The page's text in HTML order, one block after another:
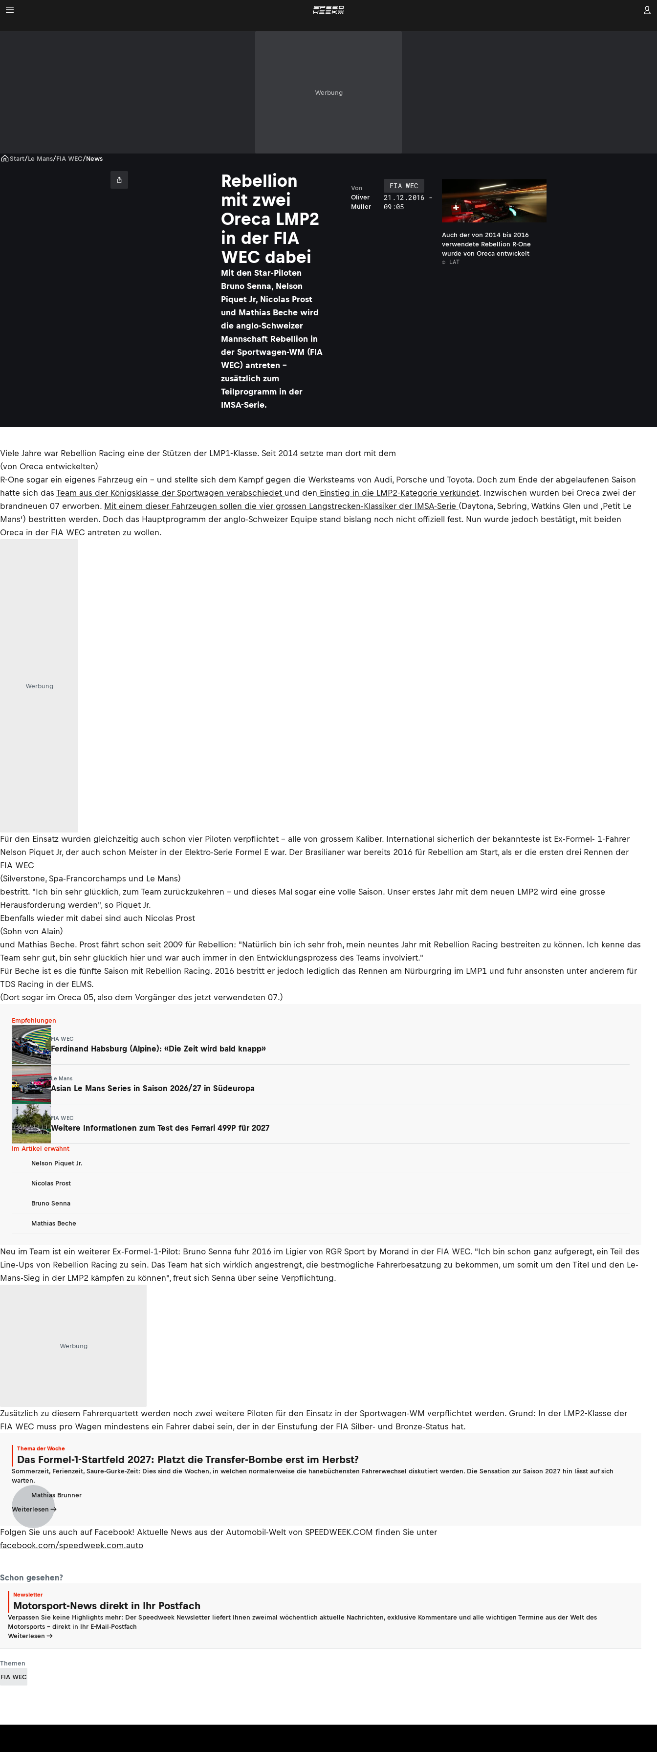
Werbung
Start/Le Mans/FIA WEC/News
Rebellion
mit zwei
Oreca LMP2
in der FIA
WEC dabei
Mit den Star-Piloten
Bruno Senna, Nelson
Piquet Jr, Nicolas Prost
und Mathias Beche wird
die anglo-Schweizer
Mannschaft Rebellion in
der Sportwagen-WM (FIA
WEC) antreten –
zusätzlich zum
Teilprogramm in der
IMSA-Serie.
Oliver
Müller
Von
FIA WEC
21.12.2016 -
09:05
Auch der von 2014 bis 2016
verwendete Rebellion R-One
wurde von Oreca entwickelt
© LAT
Viele Jahre war Rebellion Racing eine der Stützen der LMP1-Klasse. Seit 2014 setzte man dort mit dem
(von Oreca entwickelten)
R-One sogar ein eigenes Fahrzeug ein – und stellte sich dem Kampf gegen die Werksteams von Audi, Porsche und Toyota. Doch zum Ende der abgelaufenen Saison
hatte sich das Team aus der Königsklasse der Sportwagen verabschiedet und den Einstieg in die LMP2-Kategorie verkündet. Inzwischen wurden bei Oreca zwei der
brandneuen 07 erworben. Mit einem dieser Fahrzeugen sollen die vier grossen Langstrecken-Klassiker der IMSA-Serie (Daytona, Sebring, Watkins Glen und ‚Petit Le
Mans‘) bestritten werden. Doch das Hauptprogramm der anglo-Schweizer Equipe stand bislang noch nicht offiziell fest. Nun wurde jedoch bestätigt, mit beiden
Oreca in der FIA WEC antreten zu wollen.
Werbung
Für den Einsatz wurden gleichzeitig auch schon vier Piloten verpflichtet – alle von grossem Kaliber. International sicherlich der bekannteste ist Ex-Formel- 1-Fahrer
Nelson Piquet Jr, der auch schon Meister in der Elektro-Serie Formel E war. Der Brasilianer war bereits 2016 für Rebellion am Start, als er die ersten drei Rennen der
FIA WEC
(Silverstone, Spa-Francorchamps und Le Mans)
bestritt. "Ich bin sehr glücklich, zum Team zurückzukehren – und dieses Mal sogar eine volle Saison. Unser erstes Jahr mit dem neuen LMP2 wird eine grosse
Herausforderung werden", so Piquet Jr.
Ebenfalls wieder mit dabei sind auch Nicolas Prost
(Sohn von Alain)
und Mathias Beche. Prost fährt schon seit 2009 für Rebellion: "Natürlich bin ich sehr froh, mein neuntes Jahr mit Rebellion Racing bestreiten zu können. Ich kenne das
Team sehr gut, bin sehr glücklich hier und war auch immer in den Entwicklungsprozess des Teams involviert."
Für Beche ist es die fünfte Saison mit Rebellion Racing. 2016 bestritt er jedoch lediglich das Rennen am Nürburgring im LMP1 und fuhr ansonsten unter anderem für
TDS Racing in der ELMS.
(Dort sogar im Oreca 05, also dem Vorgänger des jetzt verwendeten 07.)
Empfehlungen
FIA WEC
Ferdinand Habsburg (Alpine): «Die Zeit wird bald knapp»
Le Mans
Asian Le Mans Series in Saison 2026/27 in Südeuropa
FIA WEC
Weitere Informationen zum Test des Ferrari 499P für 2027
Im Artikel erwähnt
Nelson Piquet Jr.
Nicolas Prost
Bruno Senna
Mathias Beche
Neu im Team ist ein weiterer Ex-Formel-1-Pilot: Bruno Senna fuhr 2016 im Ligier von RGR Sport by Morand in der FIA WEC. "Ich bin schon ganz aufgeregt, ein Teil des
Line-Ups von Rebellion Racing zu sein. Das Team hat sich wirklich angestrengt, die bestmögliche Fahrerbesatzung zu bekommen, um somit um den Titel und den Le-
Mans-Sieg in der LMP2 kämpfen zu können", freut sich Senna über seine Verpflichtung.
Werbung
Zusätzlich zu diesem Fahrerquartett werden noch zwei weitere Piloten für den Einsatz in der Sportwagen-WM verpflichtet werden. Grund: In der LMP2-Klasse der
FIA WEC muss pro Wagen mindestens ein Fahrer dabei sein, der in der Einstufung der FIA Silber- und Bronze-Status hat.
Thema der Woche
Das Formel-1-Startfeld 2027: Platzt die Transfer-Bombe erst im Herbst?
Sommerzeit, Ferienzeit, Saure-Gurke-Zeit: Dies sind die Wochen, in welchen normalerweise die hanebüchensten Fahrerwechsel diskutiert werden. Die Sensation zur Saison 2027 hin lässt auf sich
warten.
Mathias Brunner
Weiterlesen
Folgen Sie uns auch auf Facebook! Aktuelle News aus der Automobil-Welt von SPEEDWEEK.COM finden Sie unter
facebook.com/speedweek.com.auto
Schon gesehen?
Newsletter
Motorsport-News direkt in Ihr Postfach
Verpassen Sie keine Highlights mehr: Der Speedweek Newsletter liefert Ihnen zweimal wöchentlich aktuelle Nachrichten, exklusive Kommentare und alle wichtigen Termine aus der Welt des
Motorsports - direkt in Ihr E-Mail-Postfach
Weiterlesen
Themen
FIA WEC